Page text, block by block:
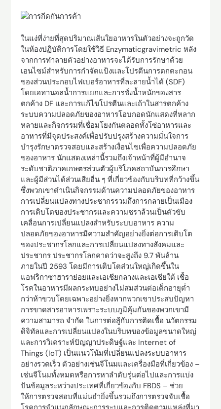
ในแง่ที่ง่ายที่สุดปริมาณเส้นใยอาหารในตัวอย่างจะถูกวัด
ในห้องปฏิบัติการโดยใช้วิธี Enzymaticgravimetric หลัง
จากการทำลายตัวอย่างอาหารจะได้รับการรักษาด้วย
เอนไซม์สำหรับการกำจัดแป้งและโปรตีนการตกตะกอน
ของส่วนประกอบไฟเบอร์อาหารที่ละลายน้ำได้ (SDF)
โดยเอทานอลน้ำการแยกและการชั่งน้ำหนักของสาร
ตกค้าง DF และการแก้ไขโปรตีนและเถ้าในสารตกค้าง
ระบบความปลอดภัยของอาหารโอบกอดนักแสดงที่หลาก
หลายและกิจกรรมที่เชื่อมโยงกันตลอดทั้งโซ่อาหารและ
อาหารที่มีจุดประสงค์เพื่อปรับปรุงสร้างความมั่นใจการ
บำรุงรักษาตรวจสอบและสร้างเงื่อนไขเพื่อความปลอดภัย
ของอาหาร นักแสดงเหล่านี้รวมถึงเจ้าหน้าที่ผู้มีอำนาจ
ระดับชาติภาคเกษตรส่วนตัวผู้บริโภคสถาบันการศึกษา
และผู้มีส่วนได้ส่วนเสียอื่น ๆ ที่เกี่ยวข้องกับบริบทที่กว้างขึ้น
ซึ่งพวกเขาดำเนินกิจกรรมด้านความปลอดภัยของอาหาร
การเปลี่ยนแปลงทางประชากรรวมถึงการกลายเป็นเมือง
การเติบโตของประชากรและความชราล้วนเป็นตัวขับ
เคลื่อนการเปลี่ยนแปลงสำหรับระบบอาหาร ความ
ปลอดภัยของอาหารมีความสำคัญอย่างยิ่งต่อการเติบโต
ของประชากรโลกและการเปลี่ยนแปลงทางสังคมและ
ประชากร ประชากรโลกคาดว่าจะสูงถึง 9.7 พันล้าน
ภายในปี 2593 โดยมีการเติบโตส่วนใหญ่เกิดขึ้นใน
แอฟริกาซาฮาราย่อยและเอเชียกลางและเอเชียใต้ เชื้อ
โรคในอาหารมีผลกระทบอย่างไม่สมส่วนต่อเด็กอายุต่ำ
กว่าห้าขวบโดยเฉพาะอย่างยิ่งหากพวกเขาประสบปัญหา
การขาดสารอาหารเพราะระบบภูมิคุ้มกันของพวกเขามี
ความสามารถ จำกัด ในการต่อสู้กับการติดเชื้อ นวัตกรรม
ดิจิทัลและการเปลี่ยนแปลงในบริบทของข้อมูลขนาดใหญ่
และการวิเคราะห์ปัญญาประดิษฐ์และ Internet of
Things (IoT) เป็นแนวโน้มที่เปลี่ยนแปลงระบบอาหาร
อย่างรวดเร็ว ตัวอย่างเช่นจีโนมและเครื่องมือที่เกี่ยวข้อง –
เช่นจีโนมทั้งหมดหรือการหาลำดับรุ่นต่อไปและการแบ่ง
ปันข้อมูลระหว่างประเทศที่เกี่ยวข้องกับ FBDS – ช่วย
ให้การตรวจสอบที่แม่นยำยิ่งขึ้นรวมถึงการตรวจจับเชื้อ